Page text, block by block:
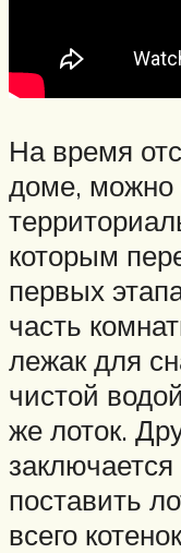
На время
доме, можно
которым
первых
часть
лежак для
чистой
же лоток.
поставить
всего